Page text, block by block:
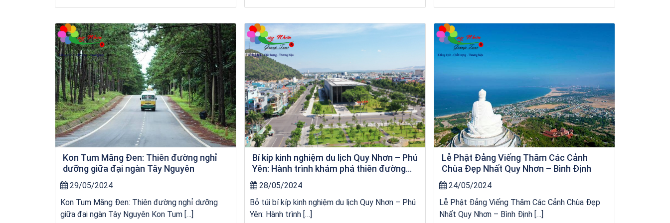
Khách sạn Xavia
Kon Tum Măng Đen: Thiên đường nghỉ
dưỡng giữa đại ngàn Tây Nguyên
29/05/2024
Kon Tum Măng Đen: Thiên đường nghỉ dưỡng
giữa đại ngàn Tây Nguyên Kon Tum […]
Khách sạn Xavia
Bí kíp kinh nghiệm du lịch Quy Nhơn – Phú
Yên: Hành trình khám phá thiên đường
biển đảo
28/05/2024
Bỏ túi bí kíp kinh nghiệm du lịch Quy Nhơn – Phú
Yên: Hành trình […]
Lễ Phật Đảng Viếng Thăm Các Cảnh
Chùa Đẹp Nhất Quy Nhơn – Bình Định
24/05/2024
Lễ Phật Đảng Viếng Thăm Các Cảnh Chùa Đẹp
Nhất Quy Nhơn – Bình Định […]